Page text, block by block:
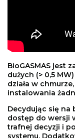
BioGASMAS jest
dużych (> 0,5
działa w
instalowania
Decydując się na
dostęp do wersji
trafnej decyzji i
systemu.